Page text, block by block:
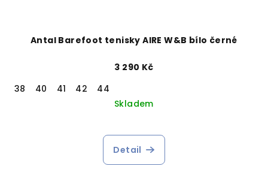
Antal Barefoot tenisky AIRE W&B bílo černé
3 290 Kč
38
40 41 42
44
Skladem
Detail